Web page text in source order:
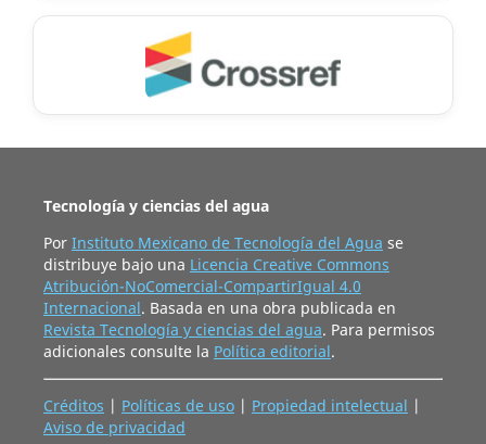
Tecnología y ciencias del agua
Por Instituto Mexicano de Tecnología del Agua se
distribuye bajo una Licencia Creative Commons
Atribución-NoComercial-CompartirIgual 4.0
Internacional. Basada en una obra publicada en
Revista Tecnología y ciencias del agua. Para permisos
adicionales consulte la Política editorial.
Créditos | Políticas de uso| Propiedad intelectual |
Aviso de privacidad